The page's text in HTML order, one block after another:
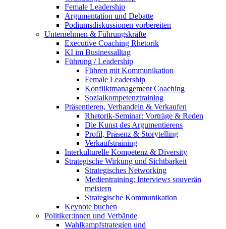
Female Leadership
Argumentation und Debatte
Podiumsdiskussionen vorbereiten
Unternehmen & Führungskräfte
Executive Coaching Rhetorik
KI im Businessalltag
Führung / Leadership
Führen mit Kommunikation
Female Leadership
Konfliktmanagement Coaching
Sozialkompetenztraining
Präsentieren, Verhandeln & Verkaufen
Rhetorik-Seminar: Vorträge & Reden
Die Kunst des Argumentierens
Profil, Präsenz & Storytelling
Verkaufstraining
Interkulturelle Kompetenz & Diversity
Strategische Wirkung und Sichtbarkeit
Strategisches Networking
Medientraining: Interviews souverän
meistern
Strategische Kommunikation
Keynote buchen
Politiker:innen und Verbände
Wahlkampfstrategien und